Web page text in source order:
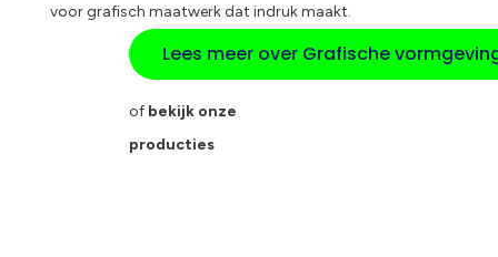
voor grafisch maatwerk dat indruk maakt.
Lees meer over Grafische
ofbekijk onze
producties